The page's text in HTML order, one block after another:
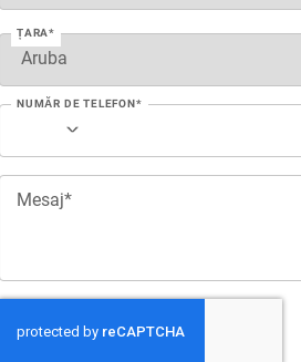
ȚARA*
NUMĂR DE TELEFON*
Mesaj*